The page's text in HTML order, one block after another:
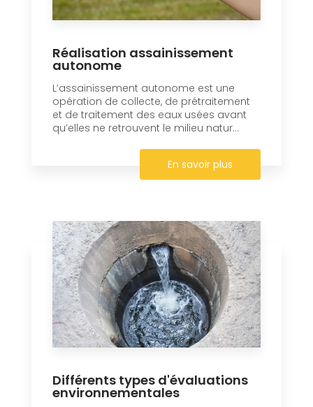
Réalisation assainissement
autonome
L’assainissement autonome est une
opération de collecte, de prétraitement
et de traitement des eaux usées avant
qu’elles ne retrouvent le milieu natur...
En savoir plus
Différents types d'évaluations
environnementales